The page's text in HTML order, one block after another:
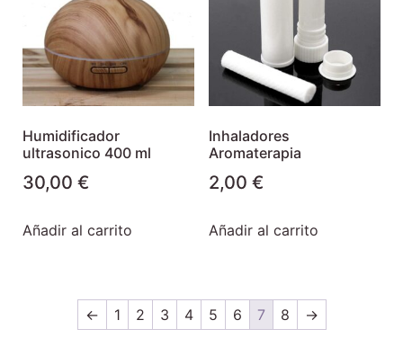
Humidificador
ultrasonico 400 ml
30,00 €
Añadir al carrito
Inhaladores
Aromaterapia
2,00 €
Añadir al carrito
← 1 2 3 4 5 6 7 8 →